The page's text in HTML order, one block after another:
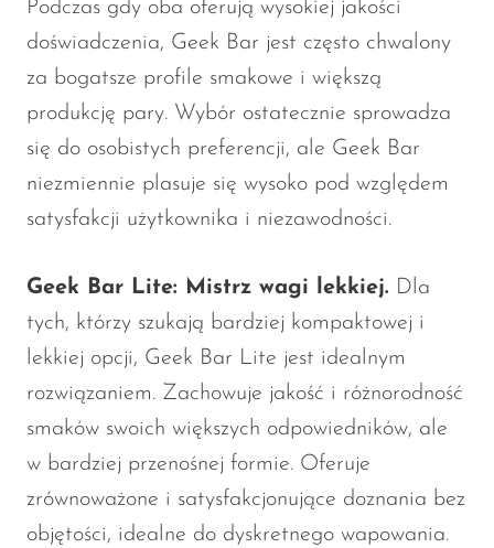
Podczas gdy oba oferują wysokiej jakości
doświadczenia, Geek Bar jest często chwalony
za bogatsze profile smakowe i większą
produkcję pary. Wybór ostatecznie sprowadza
się do osobistych preferencji, ale Geek Bar
niezmiennie plasuje się wysoko pod względem
satysfakcji użytkownika i niezawodności.
Geek Bar Lite: Mistrz wagi lekkiej. Dla
tych, którzy szukają bardziej kompaktowej i
lekkiej opcji, Geek Bar Lite jest idealnym
rozwiązaniem. Zachowuje jakość i różnorodność
smaków swoich większych odpowiedników, ale
w bardziej przenośnej formie. Oferuje
zrównoważone i satysfakcjonujące doznania bez
objętości, idealne do dyskretnego wapowania.